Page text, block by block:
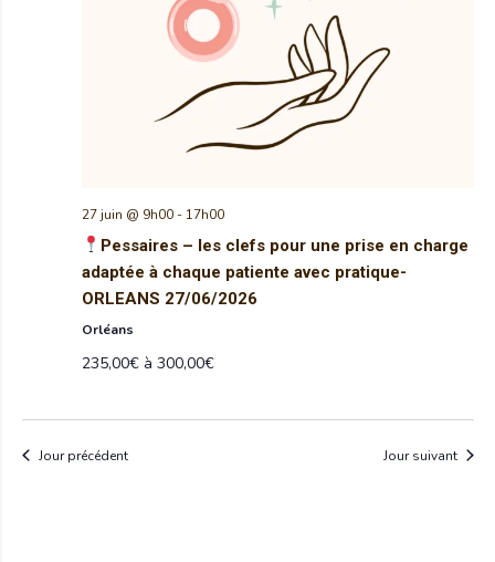
27 juin @ 9h00- 17h00
Pessaires – les clefs pour une prise en charge
adaptée à chaque patiente avec pratique-
ORLEANS 27/06/2026
Orléans
235,00€ à 300,00€
Jour précédent Jour suivant